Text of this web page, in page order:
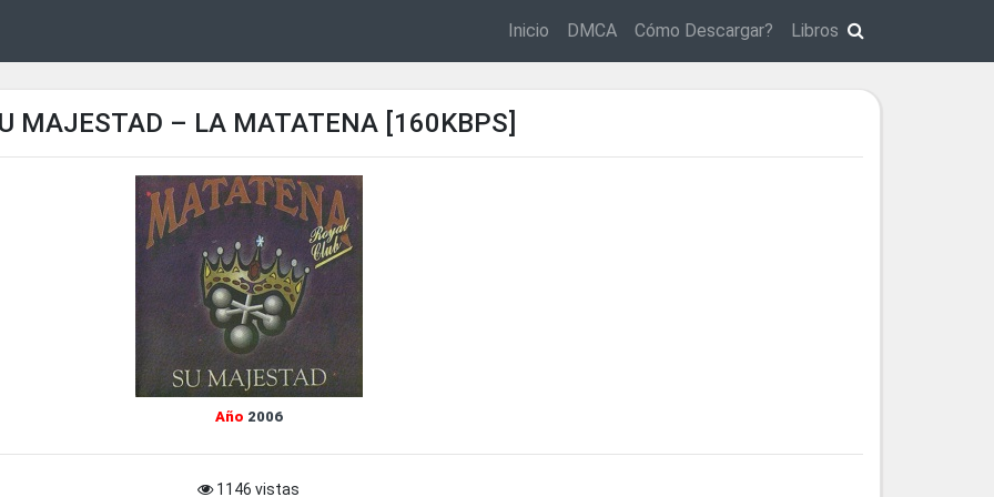
Inicio DMCA Cómo Descargar? Libros
MAJESTAD – LA MATATENA [160KBPS]
Año 2006
1146 vistas